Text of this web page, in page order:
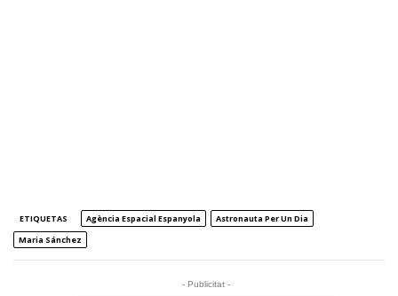
ETIQUETAS Agència Espacial Espanyola
Astronauta Per Un Dia
Maria Sánchez
- Publicitat -